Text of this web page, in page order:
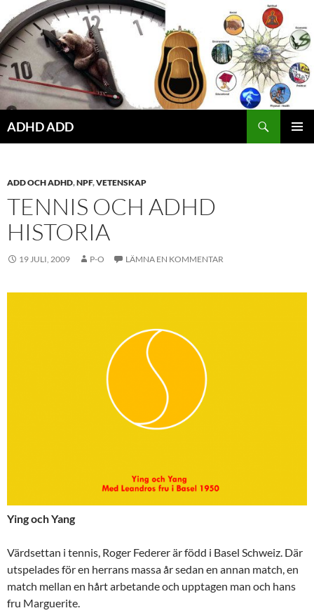
Hoppa
till
innehåll
ADHD ADD
ADD OCH ADHD,NPF,VETENSKAP
TENNIS OCH ADHD
HISTORIA
19 JULI, 2009 P-O LÄMNA EN KOMMENTAR
Ying och Yang
Värdsettan i tennis, Roger Federer är född i Basel Schweiz. Där
utspelades för en herrans massa år sedan en annan match, en
match mellan en hårt arbetande och upptagen man och hans
fru Marguerite.